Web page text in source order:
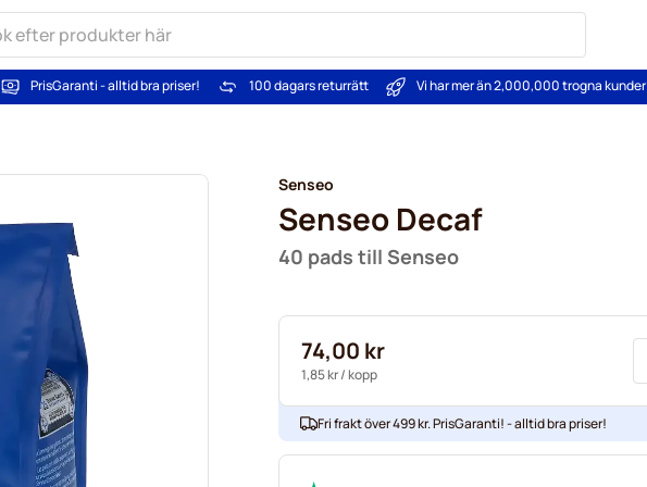
PrisGaranti - alltid bra priser! 100 dagars returrätt Vi har mer än 2,000,000 trogna kunder
Senseo
Senseo Decaf
40 pads till Senseo
74,00 kr
1,85 kr/ kopp
Fri frakt över 499 kr. PrisGaranti! - alltid bra priser!